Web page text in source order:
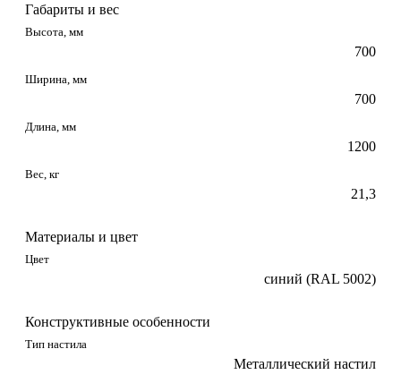
Габариты и вес
Высота, мм
700
Ширина, мм
700
Длина, мм
1200
Вес, кг
21,3
Материалы и цвет
Цвет
синий (RAL 5002)
Конструктивные особенности
Тип настила
Металлический настил